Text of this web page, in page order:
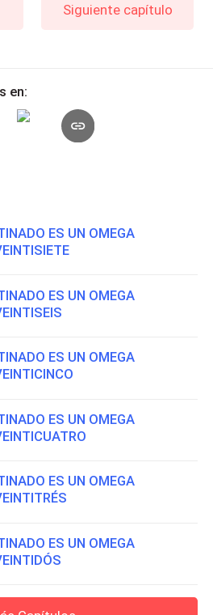
Siguiente capítulo
en:
ES UN OMEGA
ES UN OMEGA
ES UN OMEGA
ES UN OMEGA
ES UN OMEGA
ES UN OMEGA